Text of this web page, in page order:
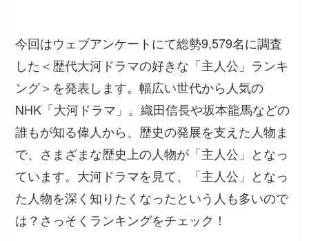
今回はウェブアンケートにて総勢9,579名に調査
した＜歴代大河ドラマの好きな「主人公」ランキ
ング＞を発表します。幅広い世代から人気の
NHK「大河ドラマ」。織田信長や坂本龍馬などの
誰もが知る偉人から、歴史の発展を支えた人物ま
で、さまざまな歴史上の人物が「主人公」となっ
ています。大河ドラマを見て、「主人公」となっ
た人物を深く知りたくなったという人も多いので
は？さっそくランキングをチェック！